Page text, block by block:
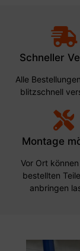
Schneller
Alle
blitzschnell
Montage
Vor Ort
bestellten
anbringen